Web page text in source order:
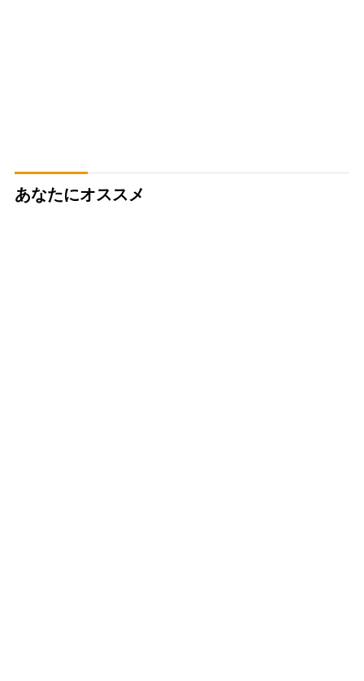
あなたにオススメ